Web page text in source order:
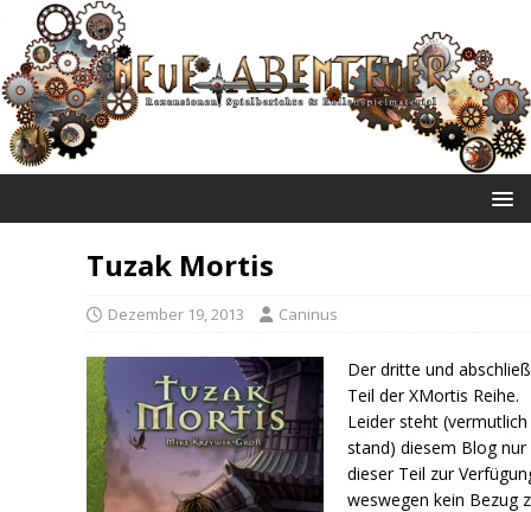
Tuzak Mortis
Dezember 19, 2013 Caninus
Der dritte und
Teil der XMortis Reihe.
Leider steht
stand) diesem Blog nur
dieser Teil zur
weswegen kein Bezug